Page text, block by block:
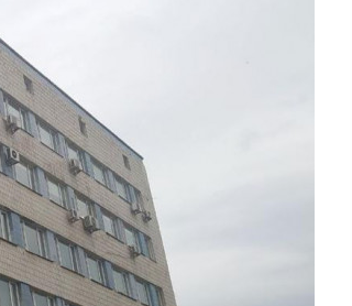
справи Майдану
7 років ago
Борислав Береза
балотуватиметься в мери Києва
6 років ago